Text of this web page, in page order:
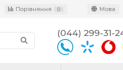
Порівняння 0 Мова
(044) 299-31-